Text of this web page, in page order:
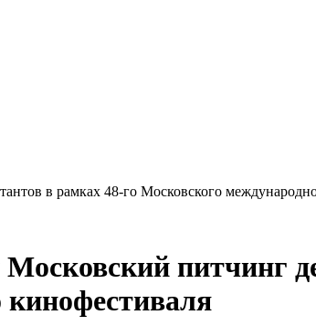
в рамках 48-го Московского
питчинг